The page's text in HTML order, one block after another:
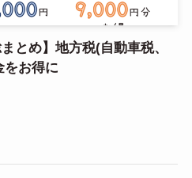
とめ】地方税(自動車税、
をお得に